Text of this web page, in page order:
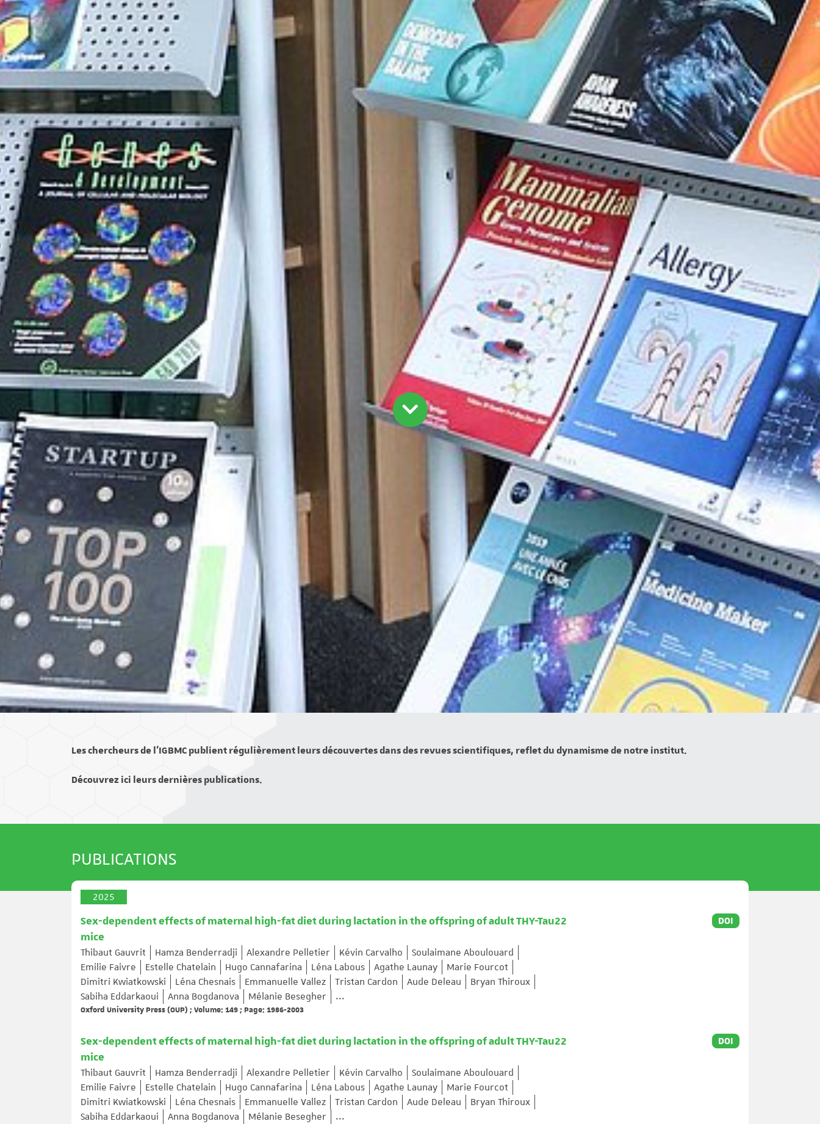
Les chercheurs de l’IGBMC publient régulièrement leurs découvertes dans des revues scientifiques, reflet du dynamisme de notre institut.
Découvrez ici leurs dernières publications.
PUBLICATIONS
2025
Sex-dependent effects of maternal high-fat diet during lactation in the offspring of adult THY-Tau22
mice
Thibaut Gauvrit Hamza Benderradji Alexandre Pelletier Kévin Carvalho
Soulaimane Aboulouard
Emilie Faivre
Estelle Chatelain Hugo Cannafarina Léna Labous Agathe Launay
Marie Fourcot
Dimitri Kwiatkowski
Léna Chesnais Emmanuelle Vallez Tristan Cardon Aude Deleau
Bryan Thiroux
Sabiha Eddarkaoui
Anna Bogdanova Mélanie Besegher ...
Oxford University Press (OUP) ; Volume: 149 ; Page: 1986-2003
DOI
Sex-dependent effects of maternal high-fat diet during lactation in the offspring of adult THY-Tau22
mice
Thibaut Gauvrit Hamza Benderradji Alexandre Pelletier Kévin Carvalho
Soulaimane Aboulouard
Emilie Faivre
Estelle Chatelain Hugo Cannafarina Léna Labous Agathe Launay
Marie Fourcot
Dimitri Kwiatkowski
Léna Chesnais Emmanuelle Vallez Tristan Cardon Aude Deleau
Bryan Thiroux
Sabiha Eddarkaoui
Anna Bogdanova Mélanie Besegher ...
DOI